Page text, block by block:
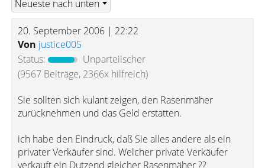
20. September 2006 | 22:22
Von justice005
Status:
Unparteiischer
(9567 Beiträge, 2366x hilfreich)
Sie sollten sich kulant zeigen, den Rasenmäher
zurücknehmen und das Geld erstatten.
ich habe den Eindruck, daß Sie alles andere als ein
privater Verkäufer sind. Welcher private Verkäufer
verkauft ein Dutzend gleicher Rasenmäher ??